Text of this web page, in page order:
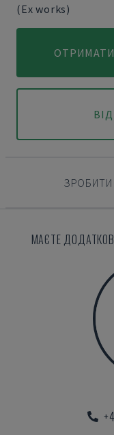
(Ex works)
ЗРОБИТИ
МАЄТЕ